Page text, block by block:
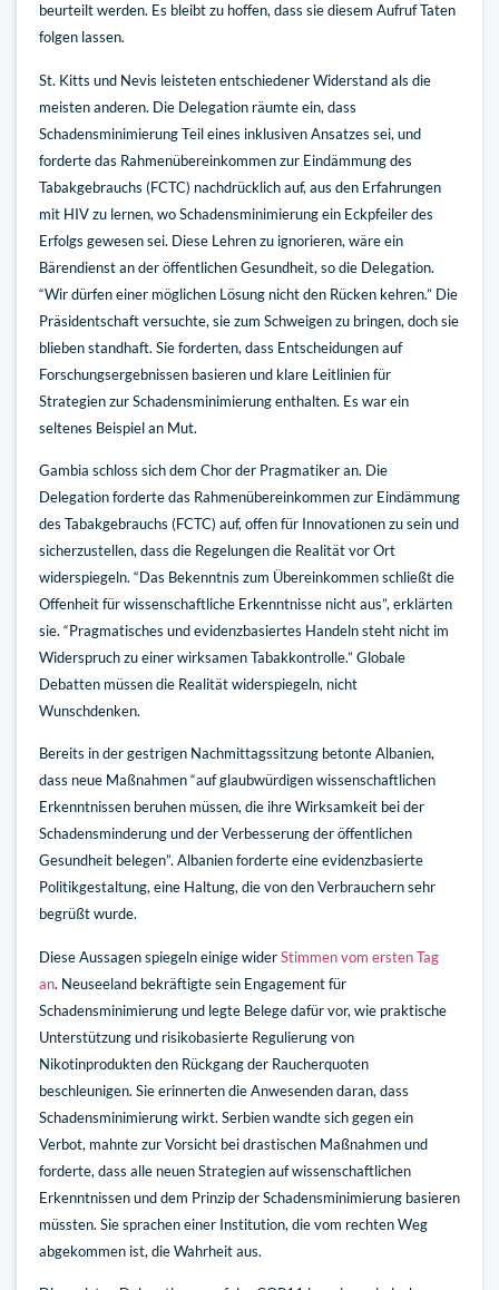
beurteilt werden. Es bleibt zu hoffen, dass sie diesem Aufruf Taten
folgen lassen.
St. Kitts und Nevis leisteten entschiedener Widerstand als die
meisten anderen. Die Delegation räumte ein, dass
Schadensminimierung Teil eines inklusiven Ansatzes sei, und
forderte das Rahmenübereinkommen zur Eindämmung des
Tabakgebrauchs (FCTC) nachdrücklich auf, aus den Erfahrungen
mit HIV zu lernen, wo Schadensminimierung ein Eckpfeiler des
Erfolgs gewesen sei. Diese Lehren zu ignorieren, wäre ein
Bärendienst an der öffentlichen Gesundheit, so die Delegation.
“Wir dürfen einer möglichen Lösung nicht den Rücken kehren.” Die
Präsidentschaft versuchte, sie zum Schweigen zu bringen, doch sie
blieben standhaft. Sie forderten, dass Entscheidungen auf
Forschungsergebnissen basieren und klare Leitlinien für
Strategien zur Schadensminimierung enthalten. Es war ein
seltenes Beispiel an Mut.
Gambia schloss sich dem Chor der Pragmatiker an. Die
Delegation forderte das Rahmenübereinkommen zur Eindämmung
des Tabakgebrauchs (FCTC) auf, offen für Innovationen zu sein und
sicherzustellen, dass die Regelungen die Realität vor Ort
widerspiegeln. “Das Bekenntnis zum Übereinkommen schließt die
Offenheit für wissenschaftliche Erkenntnisse nicht aus”, erklärten
sie. “Pragmatisches und evidenzbasiertes Handeln steht nicht im
Widerspruch zu einer wirksamen Tabakkontrolle.” Globale
Debatten müssen die Realität widerspiegeln, nicht
Wunschdenken.
Bereits in der gestrigen Nachmittagssitzung betonte Albanien,
dass neue Maßnahmen “auf glaubwürdigen wissenschaftlichen
Erkenntnissen beruhen müssen, die ihre Wirksamkeit bei der
Schadensminderung und der Verbesserung der öffentlichen
Gesundheit belegen”. Albanien forderte eine evidenzbasierte
Politikgestaltung, eine Haltung, die von den Verbrauchern sehr
begrüßt wurde.
Diese Aussagen spiegeln einige widerStimmen vom ersten Tag
an. Neuseeland bekräftigte sein Engagement für
Schadensminimierung und legte Belege dafür vor, wie praktische
Unterstützung und risikobasierte Regulierung von
Nikotinprodukten den Rückgang der Raucherquoten
beschleunigen. Sie erinnerten die Anwesenden daran, dass
Schadensminimierung wirkt. Serbien wandte sich gegen ein
Verbot, mahnte zur Vorsicht bei drastischen Maßnahmen und
forderte, dass alle neuen Strategien auf wissenschaftlichen
Erkenntnissen und dem Prinzip der Schadensminimierung basieren
müssten. Sie sprachen einer Institution, die vom rechten Weg
abgekommen ist, die Wahrheit aus.